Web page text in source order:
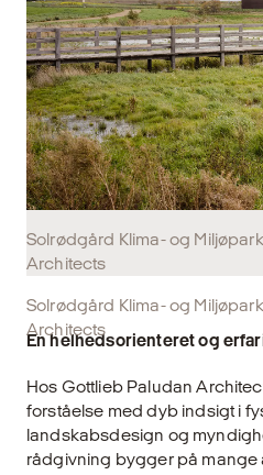
Solrødgård Klima- og
Architects
Solrødgård Klima- og
Architects
En helhedsorienteret og
Hos Gottlieb Paludan
forståelse med dyb indsigt i
landskabsdesign og
rådgivning bygger på mange